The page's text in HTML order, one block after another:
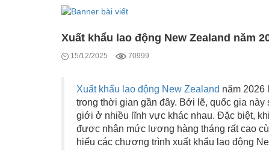
Xuất khẩu lao động New Zealand năm
15/12/2025 70999
Xuất khẩu lao động New Zealand năm 2026
trong thời gian gần đây. Bởi lẽ, quốc gia
giới ở nhiều lĩnh vực khác nhau. Đặc biệt,
được nhận mức lương hàng tháng rất cao
hiểu các chương trình xuất khẩu lao động